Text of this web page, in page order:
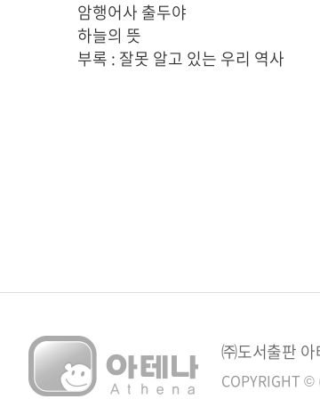
암행어사 출두야
하늘의 뜻
부록 : 잘못 알고 있는 우리 역사
㈜도서출판
COPYRIGHT ©